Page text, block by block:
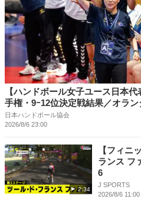
【ハンドボール女子ユース日本
手権・9ｰ12位決定戦結果／オラ
日本ハンドボール協会
2026/8/6 23:00
2:34
【フィニ
ランス フ
6
J SPORTS
2026/8/6 11:00